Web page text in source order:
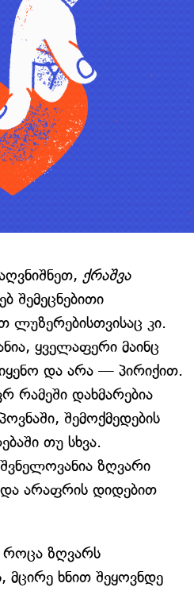
ქრაშვა
შემეცნებითი
ლუზერებისთვისაც კი.
ყველაფერი მაინც
და არა — პირიქით.
დახმარებია
შემოქმედების
თუ სხვა.
ზღვარი
არაფრის დიდებით
როცა ზღვარს
მცირე ხნით შეყოვნდე